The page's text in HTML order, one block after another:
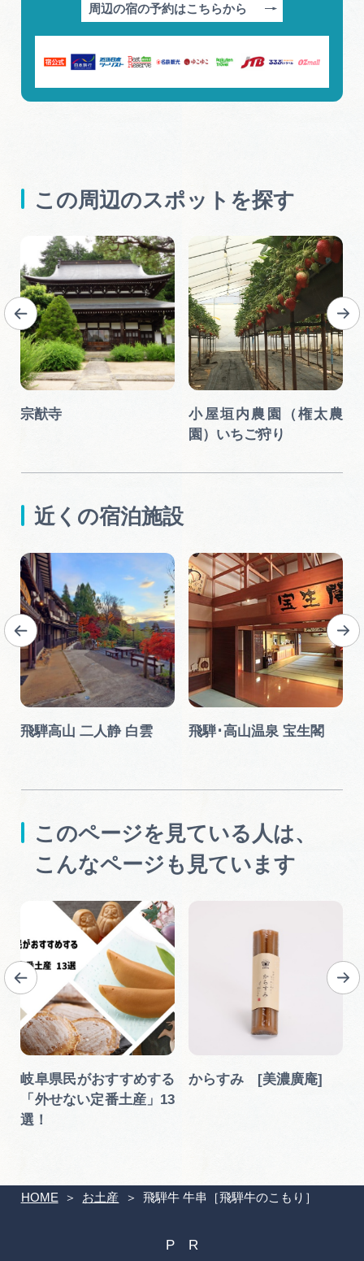
HOME お土産 飛騨牛 牛串［飛騨牛のこもり］
周辺の宿の予約はこちらから
この周辺のスポットを探す
宗猷寺
小屋垣内農園（権太農
園）いちご狩り
近くの宿泊施設
飛騨高山 二人静 白雲 飛騨･高山温泉 宝生閣
このページを見ている人は、
こんなページも見ています
岐阜県民がおすすめする
「外せない定番土産」13
選！
からすみ [美濃廣庵]